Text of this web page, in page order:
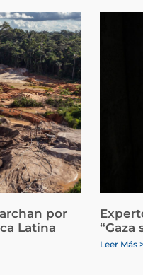
por
Latina
“Gaza
Leer Más